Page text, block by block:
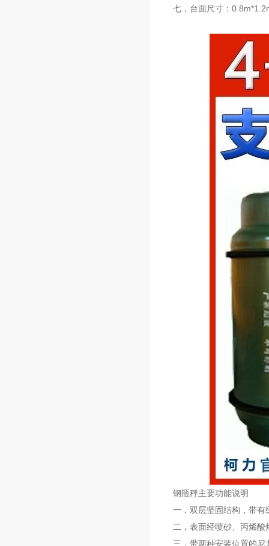
七，台面尺寸：
钢瓶秤主要功能说明
一，双层坚固结构，带
二，表面经喷砂、丙烯
三，带两种安装位置的